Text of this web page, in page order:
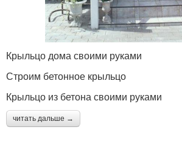
Крыльцо дома своими руками
Строим бетонное крыльцо
Крыльцо из бетона своими руками
читать дальше →